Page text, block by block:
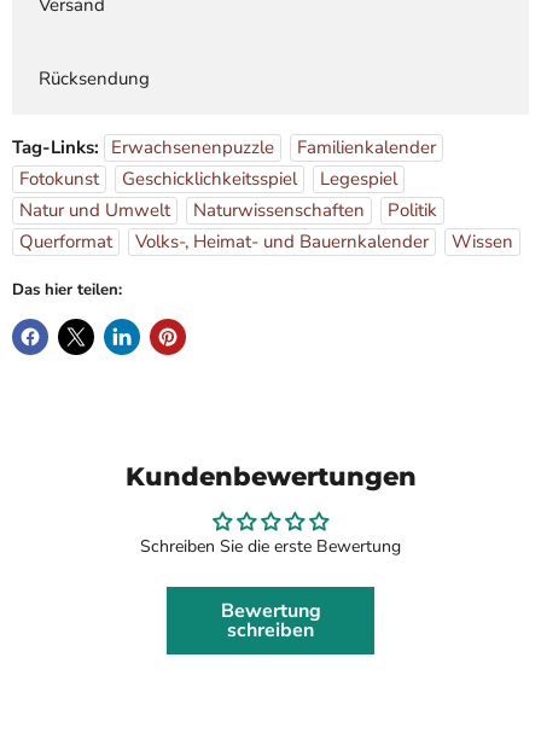
Versand
Rücksendung
Tag-Links: Erwachsenenpuzzle
Familienkalender
Fotokunst
Geschicklichkeitsspiel
Legespiel
Natur und Umwelt
Naturwissenschaften
Politik
Querformat
Volks-, Heimat- und Bauernkalender Wissen
Das hier teilen:
Kundenbewertungen
Schreiben Sie die erste Bewertung
Bewertung
schreiben